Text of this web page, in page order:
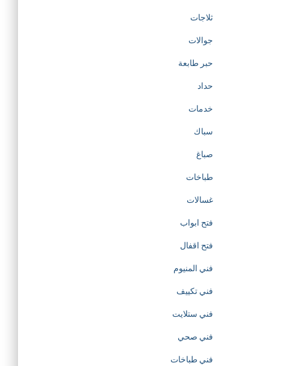
t
o
h
e
r
e
a
t
o
ثلاجات
جوالات
حبر طابعة
حداد
خدمات
سباك
صباغ
طباخات
غسالات
فتح ابواب
فتح اقفال
فني المنيوم
فني تكييف
فني ستلايت
فني صحي
فني طباخات